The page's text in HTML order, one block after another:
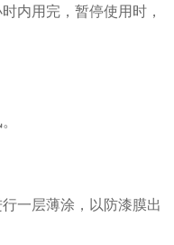
内用完，暂停使用时，
一层薄涂，以防漆膜出